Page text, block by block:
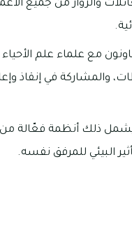
والزوار من جميع
مع علماء علم الأحياء
في إنقاذ
يشمل ذلك أنظمة فعّالة
البيئي للمرفق نفسه.